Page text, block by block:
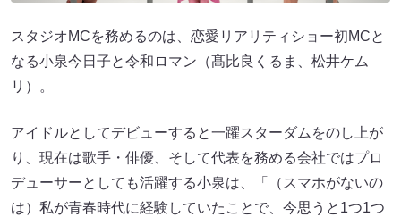
スタジオMCを務めるのは、恋愛リアリティショー初MCと
なる小泉今日子と令和ロマン（髙比良くるま、松井ケム
リ）。
アイドルとしてデビューすると一躍スターダムをのし上が
り、現在は歌手・俳優、そして代表を務める会社ではプロ
デューサーとしても活躍する小泉は、「（スマホがないの
は）私が青春時代に経験していたことで、今思うと1つ1つ